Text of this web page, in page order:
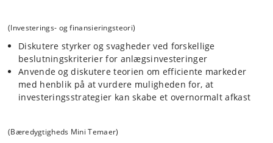
(Investerings- og finansieringsteori)
Diskutere styrker og svagheder ved forskellige
beslutningskriterier for anlægsinvesteringer
Anvende og diskutere teorien om efficiente markeder
med henblik på at vurdere muligheden for, at
investeringsstrategier kan skabe et overnormalt afkast
(Bæredygtigheds Mini Temaer)